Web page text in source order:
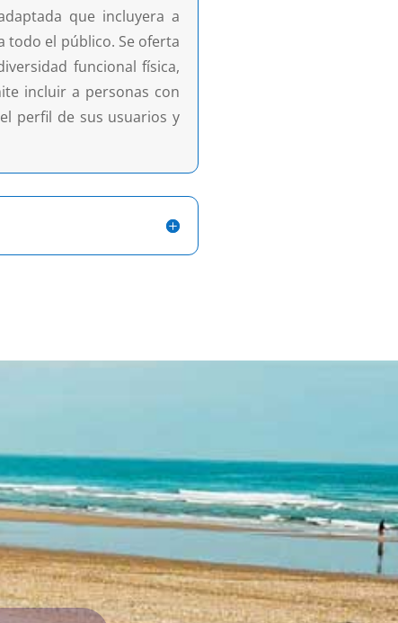
que incluyera a
todo el público. Se oferta
funcional física,
incluir a personas con
perfil de sus usuarios y